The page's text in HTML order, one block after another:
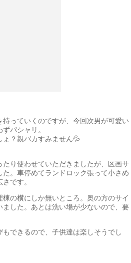
持っていくのですが、今回次男が可愛い
パシャリ。
？親バカすみません💦
り使わせていただきましたが、区画サ
。車停めてランドロック張って小さめ
です。
の横にしか無いところ。奥の方のサイ
ました。あとは洗い場が少ないので、要
できるので、子供達は楽しそうでし